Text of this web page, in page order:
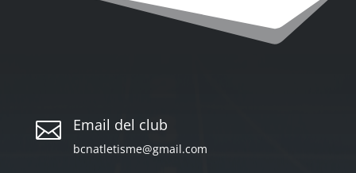
 Email del club
bcnatletisme@gmail.com